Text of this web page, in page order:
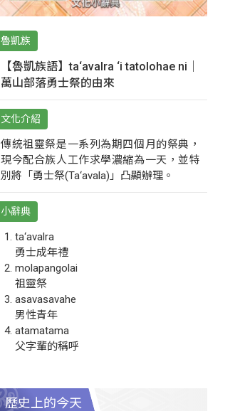
魯凱族
【魯凱族語】ta‘avalra ‘i tatolohae ni｜
萬山部落勇士祭的由來
文化介紹
傳統祖靈祭是一系列為期四個月的祭典，
現今配合族人工作求學濃縮為一天，並特
別將「勇士祭(Ta‘avala)」凸顯辦理。
小辭典
ta‘avalra
勇士成年禮
molapangolai
祖靈祭
asavasavahe
男性青年
atamatama
父字輩的稱呼
歷史上的今天